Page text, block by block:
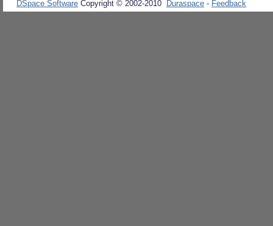
DSpace Software Copyright © 2002-2010 Duraspace - Feedback